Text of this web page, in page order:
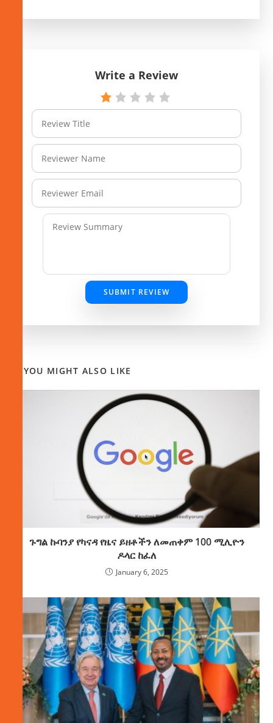
Write a Review
SUBMIT REVIEW
YOU MIGHT ALSO LIKE
ጉግል ኩባንያ የካናዳ የዜና ይዘቶችን ለመጠቀም 100 ሚሊዮን
ዶላር ከፈለ
January 6, 2025